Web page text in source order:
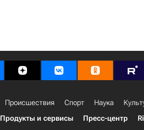
Происшествия Спорт Наука
Продукты и сервисы Пресс-центр